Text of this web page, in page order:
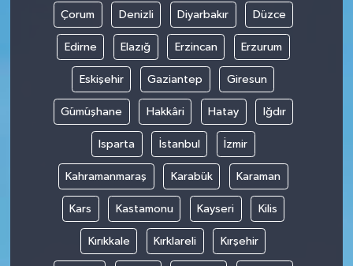
Çorum Denizli Diyarbakır Düzce
Edirne Elazığ Erzincan Erzurum
Eskişehir Gaziantep Giresun
Gümüşhane Hakkâri Hatay Iğdır
Isparta İstanbul İzmir
Kahramanmaraş Karabük Karaman
Kars Kastamonu Kayseri Kilis
Kırıkkale Kırklareli Kırşehir